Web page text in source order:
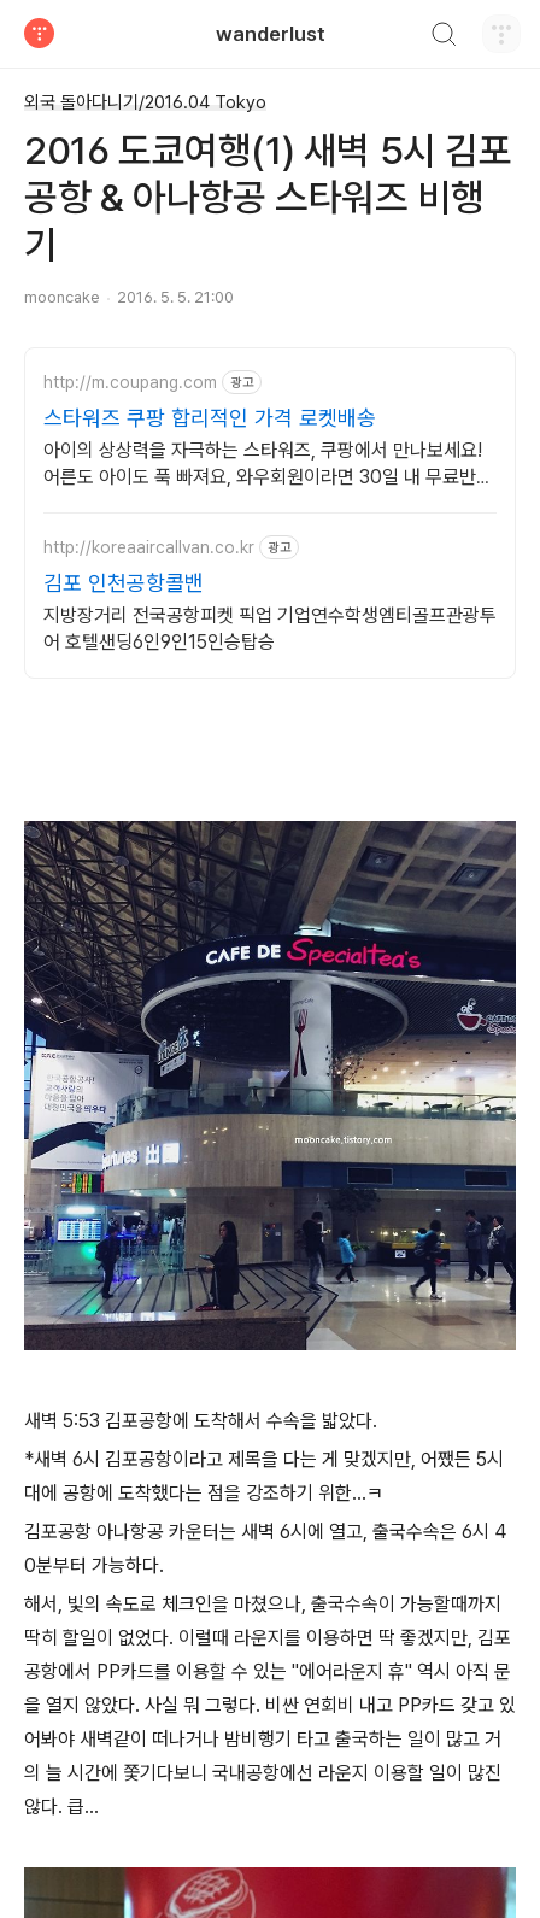
wanderlust
외국 돌아다니기/2016.04 Tokyo
2016 도쿄여행(1) 새벽 5시 김포
공항 & 아나항공 스타워즈 비행
기
mooncake 2016. 5. 5. 21:00
http://m.coupang.com 광고
스타워즈 쿠팡 합리적인 가격 로켓배송
아이의 상상력을 자극하는 스타워즈, 쿠팡에서 만나보세요!
어른도 아이도 푹 빠져요, 와우회원이라면 30일 내 무료반
http://koreaaircallvan.co.kr 광고
김포 인천공항콜밴
지방장거리 전국공항피켓 픽업 기업연수학생엠티골프관광투
어 호텔샌딩6인9인15인승탑승
새벽 5:53 김포공항에 도착해서 수속을 밟았다.
*새벽 6시 김포공항이라고 제목을 다는 게 맞겠지만, 어쨌든 5시
대에 공항에 도착했다는 점을 강조하기 위한...ㅋ
김포공항 아나항공 카운터는 새벽 6시에 열고, 출국수속은 6시 4
0분부터 가능하다.
해서, 빛의 속도로 체크인을 마쳤으나, 출국수속이 가능할때까지
딱히 할일이 없었다. 이럴때 라운지를 이용하면 딱 좋겠지만, 김포
공항에서 PP카드를 이용할 수 있는 "에어라운지 휴" 역시 아직 문
을 열지 않았다. 사실 뭐 그렇다. 비싼 연회비 내고 PP카드 갖고 있
어봐야 새벽같이 떠나거나 밤비행기 타고 출국하는 일이 많고 거
의 늘 시간에 쫓기다보니 국내공항에선 라운지 이용할 일이 많진
않다. 큽...